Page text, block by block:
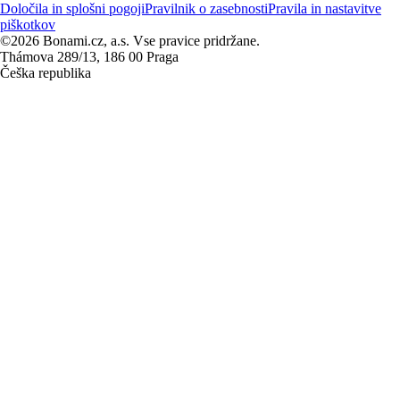
Določila in splošni pogojiPravilnik o zasebnostiPravila in nastavitve
piškotkov
©2026 Bonami.cz, a.s. Vse pravice pridržane.
Thámova 289/13, 186 00 Praga
Češka republika